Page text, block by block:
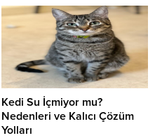
Kedi Su İçmiyor mu?
Nedenleri ve Kalıcı Çözüm
Yolları